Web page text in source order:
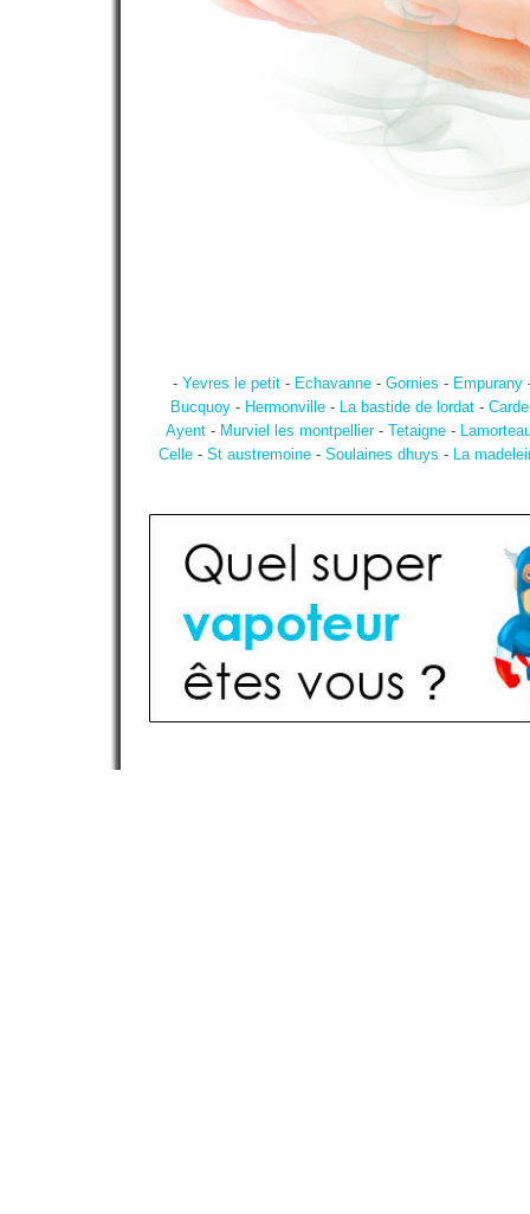
- Yevres le petit- Echavanne- Gornies - Empurany
Bucquoy- Hermonville- La bastide de lordat-
Ayent - Murviel les montpellier- Tetaigne -
Celle- St austremoine- Soulaines dhuys - La